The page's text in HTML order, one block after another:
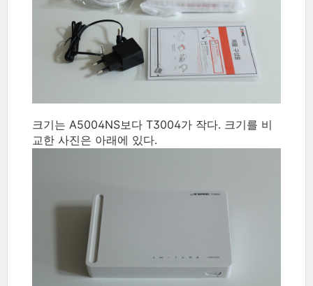
크기는 A5004NS보다 T3004가 작다. 크기를 비
교한 사진은 아래에 있다.